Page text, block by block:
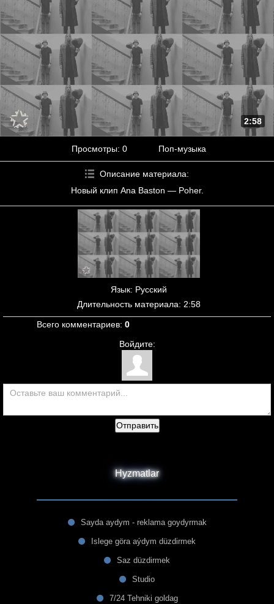
2:58
Просмотры: 0 Поп-музыка
Описание материала:
Новый клип Ana Baston — Poher.
Язык: Русский
Длительность материала: 2:58
Всего комментариев: 0
Войдите:
Отправить
Hyzmatlar
Sayda aydym - reklama goydyrmak
Islege göra aýdym düzdirmek
Saz düzdirmek
Studio
7/24 Tehniki goldag